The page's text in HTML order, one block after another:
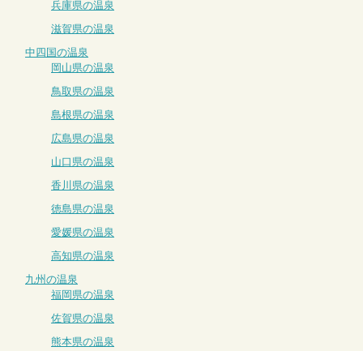
兵庫県の温泉
滋賀県の温泉
中四国の温泉
岡山県の温泉
鳥取県の温泉
島根県の温泉
広島県の温泉
山口県の温泉
香川県の温泉
徳島県の温泉
愛媛県の温泉
高知県の温泉
九州の温泉
福岡県の温泉
佐賀県の温泉
熊本県の温泉